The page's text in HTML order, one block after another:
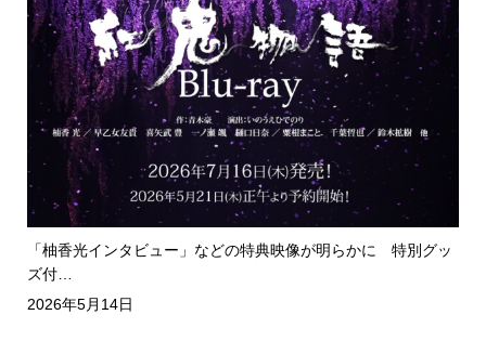
「柚香光インタビュー」などの特典映像が明らかに 特別グッ
ズ付…
2026年5月14日